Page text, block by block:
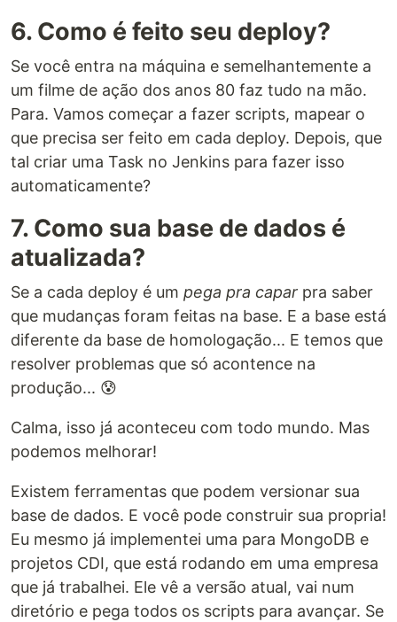
6. Como é feito seu deploy?
Se você entra na máquina e semelhantemente a
um filme de ação dos anos 80 faz tudo na mão.
Para. Vamos começar a fazer scripts, mapear o
que precisa ser feito em cada deploy. Depois, que
tal criar uma Task no Jenkins para fazer isso
automaticamente?
7. Como sua base de dados é
atualizada?
Se a cada deploy é um pega pra capar pra saber
que mudanças foram feitas na base. E a base está
diferente da base de homologação... E temos que
resolver problemas que só acontence na
produção... 😰
Calma, isso já aconteceu com todo mundo. Mas
podemos melhorar!
Existem ferramentas que podem versionar sua
base de dados. E você pode construir sua propria!
Eu mesmo já implementei uma para MongoDB e
projetos CDI, que está rodando em uma empresa
que já trabalhei. Ele vê a versão atual, vai num
diretório e pega todos os scripts para avançar. Se